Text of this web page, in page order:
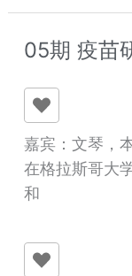
吗？
05期 疫苗
嘉宾：文琴，
在格拉斯哥大
和
05
疫
苗
研
究
的
命
感